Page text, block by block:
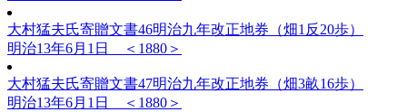
大村猛夫氏寄贈文書46明治九年改正地券（畑1反20歩）
明治13年6月1日 ＜1880＞
大村猛夫氏寄贈文書47明治九年改正地券（畑3畝16歩）
明治13年6月1日 ＜1880＞